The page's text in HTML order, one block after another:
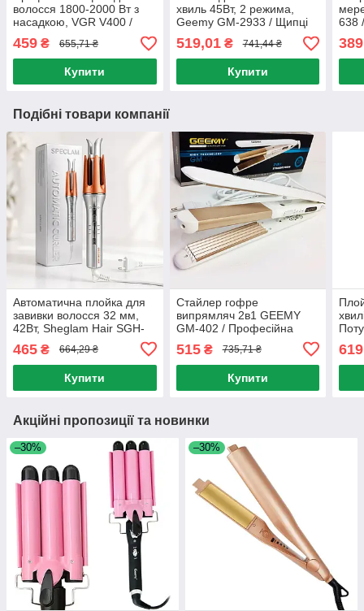
волосся 1800-2000 Вт з
насадкою, VGR V400 /
укладання волосся
459 ₴ 655,71 ₴
Купити
хвиль 45Вт, 2 режима,
Geemy GM-2933 / Щипці
регулюванням
температури
519,01₴ 741,44 ₴
Купити
638
389
Подібні товари компанії
Автоматична плойка для
завивки волосся 32 мм,
42Вт, Sheglam Hair SGH-
Стайлер для локонів /
Плойка для локонів
465 ₴ 664,29 ₴
Купити
Стайлер гофре
випрямляч 2в1 GEEMY
GM-402 / Професійна
волосся
515₴ 735,71 ₴
Купити
619
Акційні пропозиції та новинки
–30% –30%